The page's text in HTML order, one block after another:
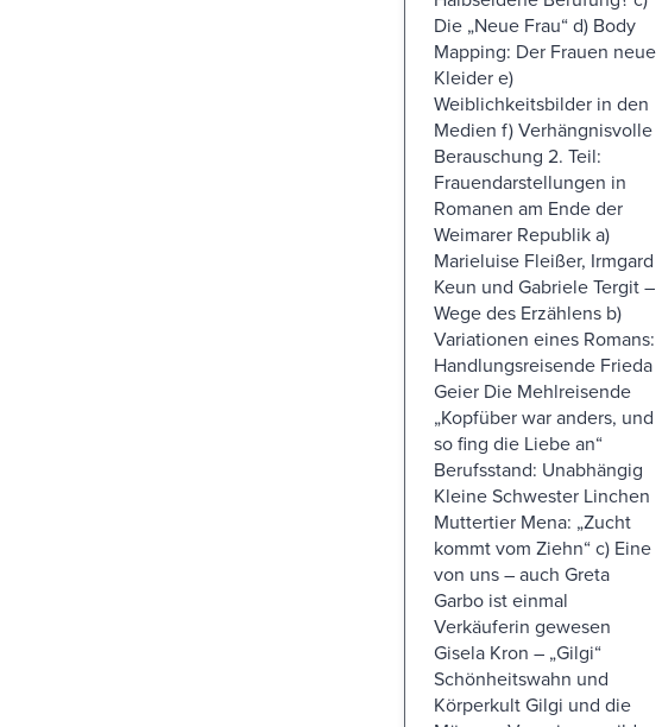
Die „Neue Frau“ d) Body
Mapping: Der Frauen neue
Kleider e)
Weiblichkeitsbilder in den
Medien f) Verhängnisvolle
Berauschung 2. Teil:
Frauendarstellungen in
Romanen am Ende der
Weimarer Republik a)
Marieluise Fleißer, Irmgard
Keun und Gabriele Tergit –
Wege des Erzählens b)
Variationen eines Romans:
Handlungsreisende Frieda
Geier Die Mehlreisende
„Kopfüber war anders, und
so fing die Liebe an“
Berufsstand: Unabhängig
Kleine Schwester Linchen
Muttertier Mena: „Zucht
kommt vom Ziehn“ c) Eine
von uns – auch Greta
Garbo ist einmal
Verkäuferin gewesen
Gisela Kron – „Gilgi“
Schönheitswahn und
Körperkult Gilgi und die